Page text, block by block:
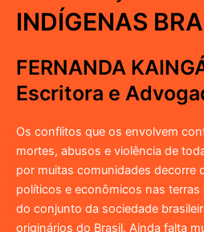
INDÍGENAS
FERNANDA
Escritora e
Os conflitos que os envolvem
mortes, abusos e violência de
por muitas comunidades decorre
políticos e econômicos nas
do conjunto da sociedade
originários do Brasil. Ainda falta